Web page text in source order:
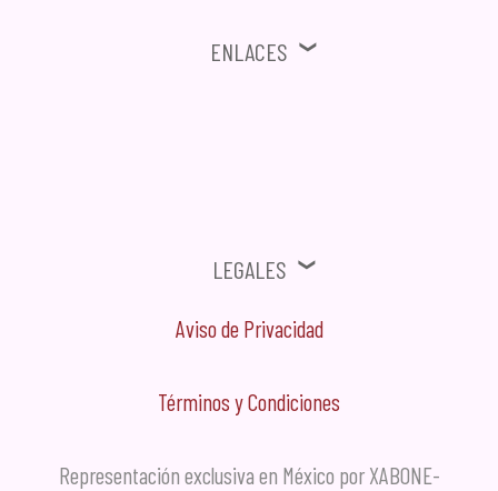
Enlaces
Legales
Aviso de Privacidad
Términos y Condiciones
Representación exclusiva en México por XABONE-